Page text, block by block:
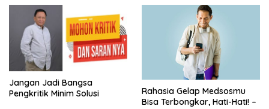
Jangan Jadi Bangsa
Pengkritik Minim Solusi
Rahasia Gelap Medsosmu
Bisa Terbongkar, Hati-Hati! –